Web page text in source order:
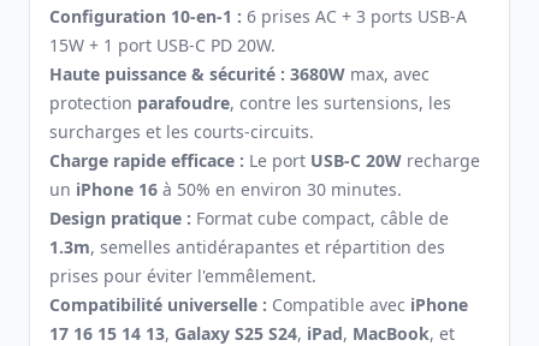
Configuration 10-en-1 : 6 prises AC + 3 ports USB-A
15W + 1 port USB-C PD 20W.
Haute puissance & sécurité : 3680W max, avec
protection parafoudre, contre les surtensions, les
surcharges et les courts-circuits.
Charge rapide efficace : Le port USB-C 20W recharge
un iPhone 16 à 50% en environ 30 minutes.
Design pratique : Format cube compact, câble de
1.3m, semelles antidérapantes et répartition des
prises pour éviter l'emmêlement.
Compatibilité universelle : Compatible avec iPhone
17 16 15 14 13, Galaxy S25 S24, iPad, MacBook, et